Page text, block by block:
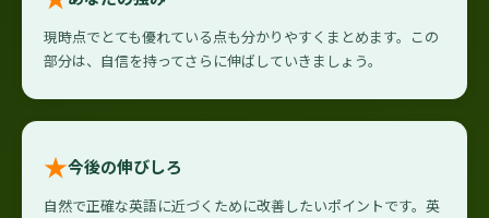
現時点でとても優れている点も分かりやすくまとめます。この
部分は、自信を持ってさらに伸ばしていきましょう。
★今後の伸びしろ
自然で正確な英語に近づくために改善したいポイントです。英